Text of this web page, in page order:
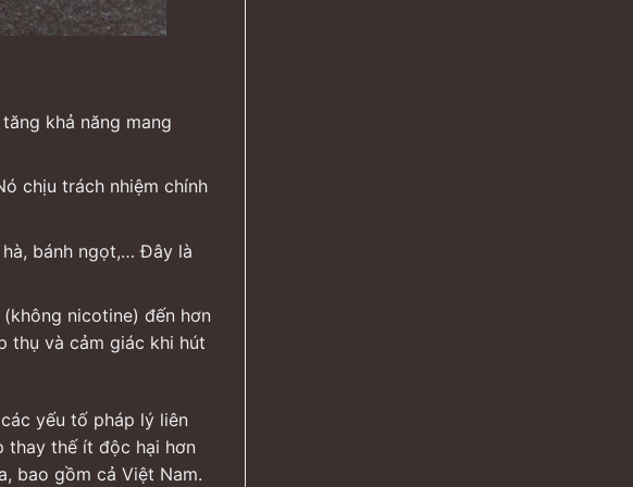
khả năng mang
chịu trách nhiệm chính
bánh ngọt,… Đây là
nicotine) đến hơn
thụ và cảm giác khi hút
yếu tố pháp lý liên
thay thế ít độc hại hơn
bao gồm cả Việt Nam.